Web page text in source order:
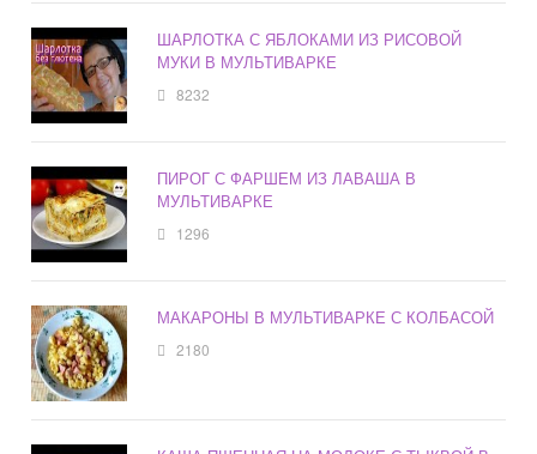
ШАРЛОТКА С ЯБЛОКАМИ ИЗ РИСОВОЙ
МУКИ В МУЛЬТИВАРКЕ
8232
ПИРОГ С ФАРШЕМ ИЗ ЛАВАША В
МУЛЬТИВАРКЕ
1296
МАКАРОНЫ В МУЛЬТИВАРКЕ С КОЛБАСОЙ
2180